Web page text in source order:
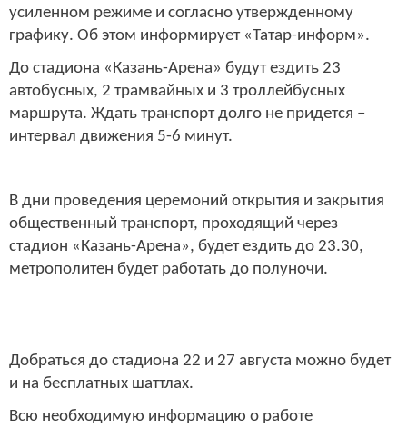
усиленном режиме и согласно утвержденному
графику. Об этом информирует «Татар-информ».
До стадиона «Казань-Арена» будут ездить 23
автобусных, 2 трамвайных и 3 троллейбусных
маршрута. Ждать транспорт долго не придется –
интервал движения 5-6 минут.
В дни проведения церемоний открытия и закрытия
общественный транспорт, проходящий через
стадион «Казань-Арена», будет ездить до 23.30,
метрополитен будет работать до полуночи.
Добраться до стадиона 22 и 27 августа можно будет
и на бесплатных шаттлах.
Всю необходимую информацию о работе